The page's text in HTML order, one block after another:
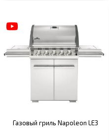
Газовый гриль Napoleon LE3